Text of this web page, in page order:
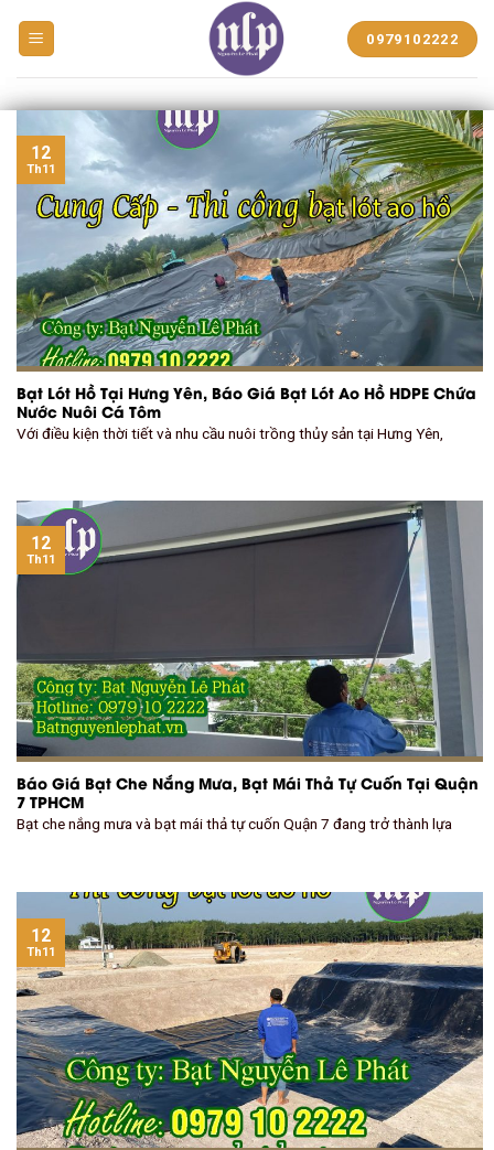
NHỰA
LÊ
0979102222
Bạt Lót Hồ Tại Hưng Yên, Báo Giá Bạt Lót Ao Hồ HDPE Chứa
Nước Nuôi Cá Tôm
Với điều kiện thời tiết và nhu cầu nuôi trồng thủy sản tại Hưng Yên,
12
Th11
Báo Giá Bạt Che Nắng Mưa, Bạt Mái Thả Tự Cuốn Tại Quận
7 TPHCM
Bạt che nắng mưa và bạt mái thả tự cuốn Quận 7 đang trở thành lựa
12
Th11
12
Th11